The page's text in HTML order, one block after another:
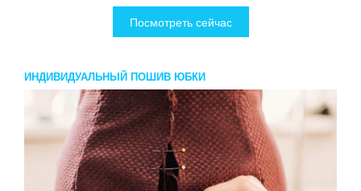
Посмотреть сейчас
ИНДИВИДУАЛЬНЫЙ ПОШИВ ЮБКИ